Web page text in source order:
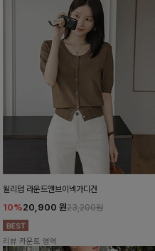
윌리덤 라운드앤브이넥가디건
10%20,900 원23,200원
리뷰 카운트 영역